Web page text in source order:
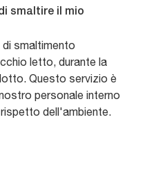
smaltire il mio
smaltimento
letto, durante la
Questo servizio è
personale interno
dell'ambiente.